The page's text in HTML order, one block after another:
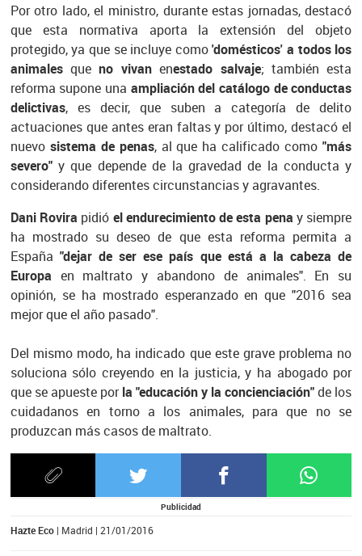
Por otro lado, el ministro, durante estas jornadas, destacó
que esta normativa aporta la extensión del objeto
protegido, ya que se incluye como'domésticos' a todos los
animalesque no vivanenestado salvaje; también esta
reforma supone una ampliación del catálogo de conductas
delictivas, es decir, que suben a categoría de delito
actuaciones que antes eran faltas y por último, destacó el
nuevo sistema de penas, al que ha calificado como"más
severo"y que depende de la gravedad de la conducta y
considerando diferentes circunstancias y agravantes.
Dani Rovira pidió el endurecimiento de esta pena y siempre
ha mostrado su deseo de que esta reforma permita a
España "dejar de ser ese país que está a la cabeza de
Europa en maltrato y abandono de animales". En su
opinión, se ha mostrado esperanzado en que "2016 sea
mejor que el año pasado".
Del mismo modo, ha indicado que este grave problema no
soluciona sólo creyendo en la justicia, y ha abogado por
que se apueste porla "educación y la concienciación"de los
cuidadanos en torno a los animales, para que no se
produzcan más casos de maltrato.
Publicidad
Hazte Eco | Madrid | 21/01/2016